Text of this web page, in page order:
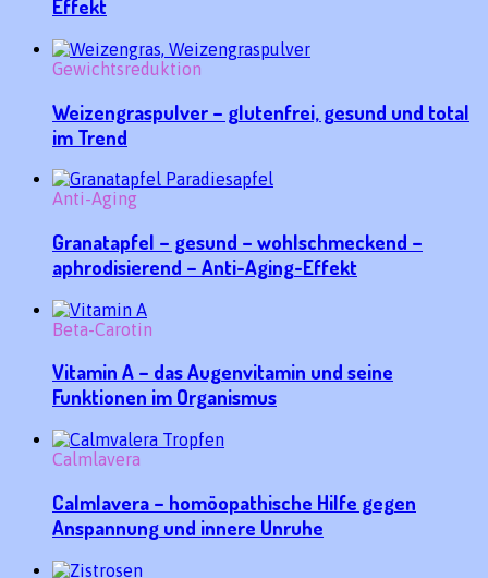
Effekt
Gewichtsreduktion
Weizengraspulver – glutenfrei, gesund und total
im Trend
Anti-Aging
Granatapfel – gesund – wohlschmeckend –
aphrodisierend – Anti-Aging-Effekt
Beta-Carotin
Vitamin A – das Augenvitamin und seine
Funktionen im Organismus
Calmlavera
Calmlavera – homöopathische Hilfe gegen
Anspannung und innere Unruhe